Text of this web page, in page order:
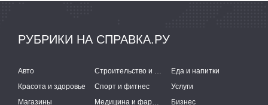
РУБРИКИ НА СПРАВКА.РУ
Авто Строительство и ремонт
Еда и напитки
Красота и здоровье
Спорт и фитнес
Услуги
Магазины
Медицина и фармацевтика Бизнес